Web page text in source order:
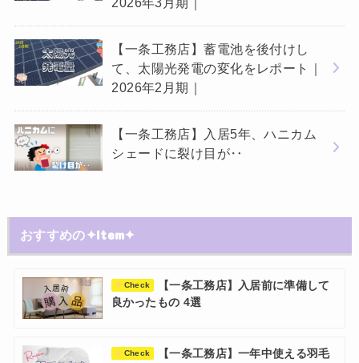
【一条工務店】蓄電池を後付けし
て、太陽光発電の変化をレポート｜
2026年2月期｜
【一条工務店】入居5年、ハニカム
シェードに裂け目が‥
おすすめの✦Item✦
Check
【一条工務店】入居前に準備して
良かったもの 4選
Check
【一条工務店】一年中使える羽毛